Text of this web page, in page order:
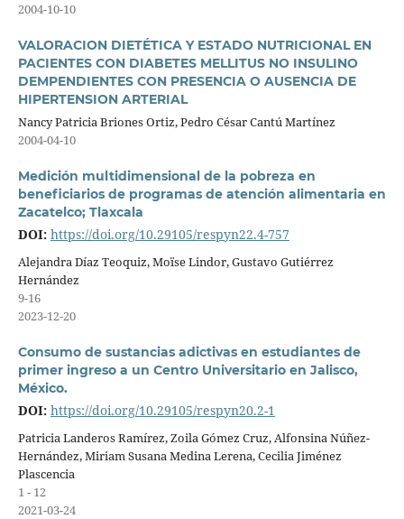
2004-10-10
VALORACION DIETÉTICA Y ESTADO NUTRICIONAL EN
PACIENTES CON DIABETES MELLITUS NO INSULINO
DEMPENDIENTES CON PRESENCIA O AUSENCIA DE
HIPERTENSION ARTERIAL
Nancy Patricia Briones Ortiz, Pedro César Cantú Martínez
2004-04-10
Medición multidimensional de la pobreza en
beneficiarios de programas de atención alimentaria en
Zacatelco; Tlaxcala
DOI: https://doi.org/10.29105/respyn22.4-757
Alejandra Díaz Teoquiz, Moïse Lindor, Gustavo Gutiérrez
Hernández
9-16
2023-12-20
Consumo de sustancias adictivas en estudiantes de
primer ingreso a un Centro Universitario en Jalisco,
México.
DOI: https://doi.org/10.29105/respyn20.2-1
Patricia Landeros Ramírez, Zoila Gómez Cruz, Alfonsina Núñez-
Hernández, Miriam Susana Medina Lerena, Cecilia Jiménez
Plascencia
1 - 12
2021-03-24